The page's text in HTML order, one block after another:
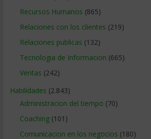
Recursos Humanos (865)
Relaciones con los clientes (219)
Relaciones publicas (132)
Tecnologia de Informacion (665)
Ventas (242)
Habilidades (2.843)
Administracion del tiempo (70)
Coaching(101)
Comunicacion en los negocios (180)